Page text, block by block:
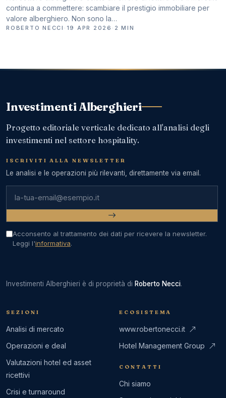
continua a commettere: scambiare il prestigio immobiliare per
valore alberghiero. Non sono la…
ROBERTO NECCI · 19 APR 2026 · 2 MIN
Investimenti Alberghieri
Progetto editoriale verticale dedicato all'analisi degli
investimenti nel settore hospitality.
ISCRIVITI ALLA NEWSLETTER
Le analisi e le operazioni più rilevanti, direttamente via email.
Acconsento al trattamento dei dati per ricevere la newsletter.
Leggi l'informativa.
Investimenti Alberghieri è di proprietà di Roberto Necci.
SEZIONI
Analisi di mercato
Operazioni e deal
Valutazioni hotel ed asset
ricettivi
Crisi e turnaround
ECOSISTEMA
www.robertonecci.it
Hotel Management Group
CONTATTI
Chi siamo